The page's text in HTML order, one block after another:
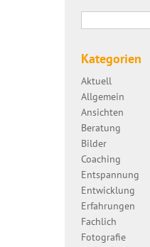
Kategorien
Aktuell
Allgemein
Ansichten
Beratung
Bilder
Coaching
Entspannung
Entwicklung
Erfahrungen
Fachlich
Fotografie